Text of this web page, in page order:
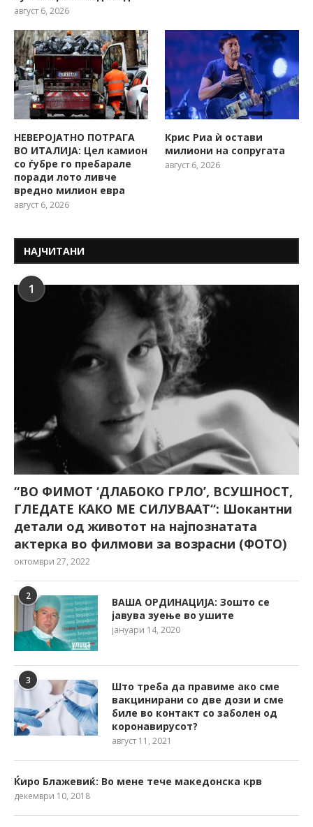
август 6, 2026
НЕВЕРОЈАТНО ПОТРАГА
ВО ИТАЛИЈА: Цел камион
со ѓубре го пребарале
поради лото ливче
вредно милион евра
август 6, 2026
Крис Риа ѝ остави
милиони на сопругата
август 6, 2026
НАЈЧИТАНИ
1
“ВО ФИМОТ ‘ДЛАБОКО ГРЛО’, ВСУШНОСТ,
ГЛЕДАТЕ КАКО МЕ СИЛУВААТ“: Шокантни
детали од животот на најпознатата
актерка во филмови за возрасни (ФОТО)
октомври 27, 2022
2
ВАША ОРДИНАЦИЈА: Зошто се
јавува зуење во ушите
јануари 14, 2020
3
Што треба да правиме ако сме
вакцинирани со две дози и сме
биле во контакт со заболен од
коронавирусот?
август 11, 2021
Ќиро Блажевиќ: Во мене тече македонска крв
декември 10, 2018